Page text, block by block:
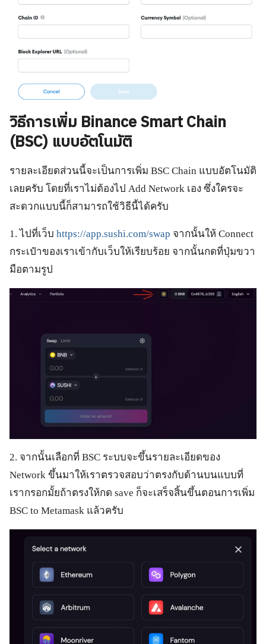
วิธีการเพิ่ม Binance Smart Chain
(BSC) แบบอัตโนมัติ
รายละเอียดส่วนนี้จะเป็นการเพิ่ม BSC Chain แบบอัตโนมัติ
เลยครับ โดยที่เราไม่ต้องไป Add Network เอง ซึ่งใครจะ
สะดวกแบบนี้ก็สามารถใช้วิธีนี้ได้ครับ
1. ไปที่เว็บ https://app.sushi.com/swap จากนั้นให้ Connect
กระเป๋าของเราเข้ากับเว็บให้เรียบร้อย จากนั้นกดที่ปุ่มขวา
มือตามรูป
2. จากนั้นเลือกที่ BSC ระบบจะขึ้นรายละเอียดของ
Network ขึ้นมาให้เราตรวจสอบว่าตรงกับด้านบนแบบที่
เรากรอกมั้ยถ้าตรงให้กด save ก็จะเสร็จสิ้นขึ้นตอนการเพิ่ม
BSC to Metamask แล้วครับ